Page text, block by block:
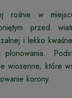
rośnie w
przed
i lekko
plonowania.
wiosenne, które
korony.